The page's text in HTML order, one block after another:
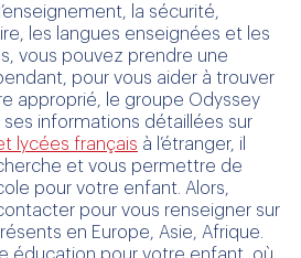
la sécurité,
les langues enseignées et les
vous pouvez prendre une
pour vous aider à trouver
approprié, le groupe Odyssey
ses informations détaillées sur
lycées français à l’étranger, il
et vous permettre de
pour votre enfant. Alors,
pour vous renseigner sur
en Europe, Asie, Afrique.